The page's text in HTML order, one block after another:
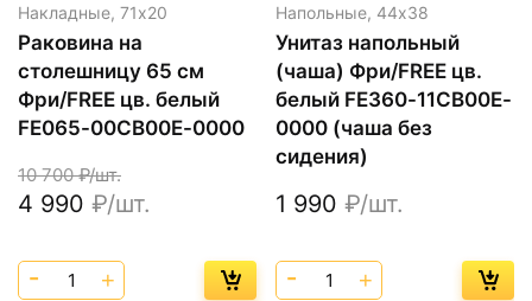
Накладные, 71х20
Раковина на
столешницу 65 см
Фри/FREE цв. белый
FE065-00CB00E-0000
10 700₽/шт.
4 990 ₽/шт.
Напольные, 44х38
Унитаз напольный
(чаша) Фри/FREE цв.
белый FE360-11CB00E-
0000 (чаша без
сидения)
1 990 ₽/шт.